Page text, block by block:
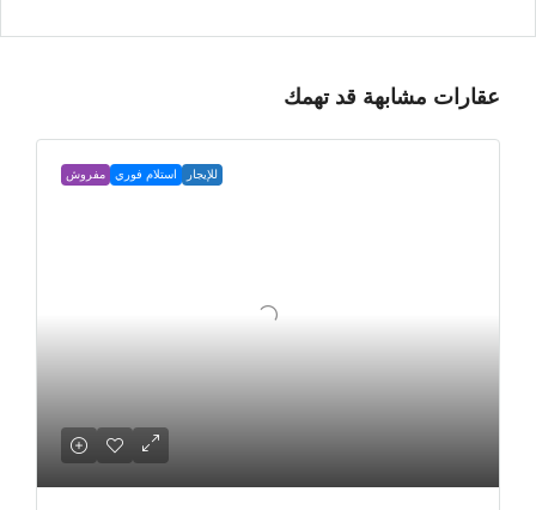
عقارات مشابهة قد تهمك
للإيجار استلام فوري مفروش